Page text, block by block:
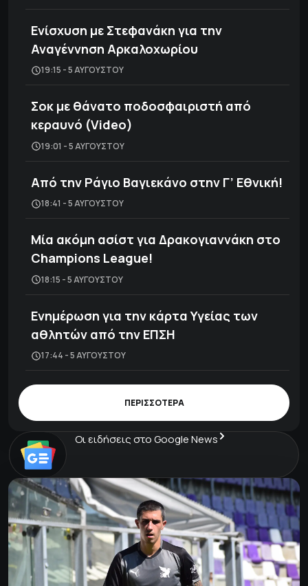
Ενίσχυση με Στεφανάκη για την
Αναγέννηση Αρκαλοχωρίου
19:15 - 5 ΑΥΓΟΎΣΤΟΥ
Σοκ με θάνατο ποδοσφαιριστή από
κεραυνό (Video)
19:01 - 5 ΑΥΓΟΎΣΤΟΥ
Από την Ράγιο Βαγιεκάνο στην Γ’ Εθνική!
18:41 - 5 ΑΥΓΟΎΣΤΟΥ
Μία ακόμη ασίστ για Δρακογιαννάκη στο
Champions League!
18:15 - 5 ΑΥΓΟΎΣΤΟΥ
Ενημέρωση για την κάρτα Υγείας των
αθλητών από την ΕΠΣΗ
17:44 - 5 ΑΥΓΟΎΣΤΟΥ
ΠΕΡΙΣΣΟΤΕΡΑ
Οι ειδήσεις στο Google News